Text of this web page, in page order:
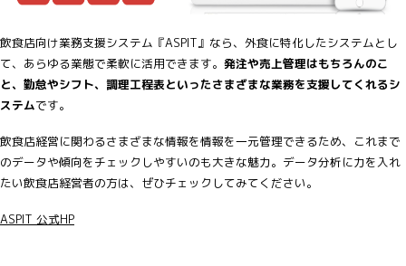
飲食店向け業務支援システム『ASPIT』なら、外食に特化したシステムとし
て、あらゆる業態で柔軟に活用できます。 発注や売上管理はもちろんのこ
と、勤怠やシフト、調理工程表といったさまざまな業務を支援してくれるシ
ステムです。
飲食店経営に関わるさまざまな情報を情報を一元管理できるため、これまで
のデータや傾向をチェックしやすいのも大きな魅力。データ分析に力を入れ
たい飲食店経営者の方は、ぜひチェックしてみてください。
ASPIT 公式HP